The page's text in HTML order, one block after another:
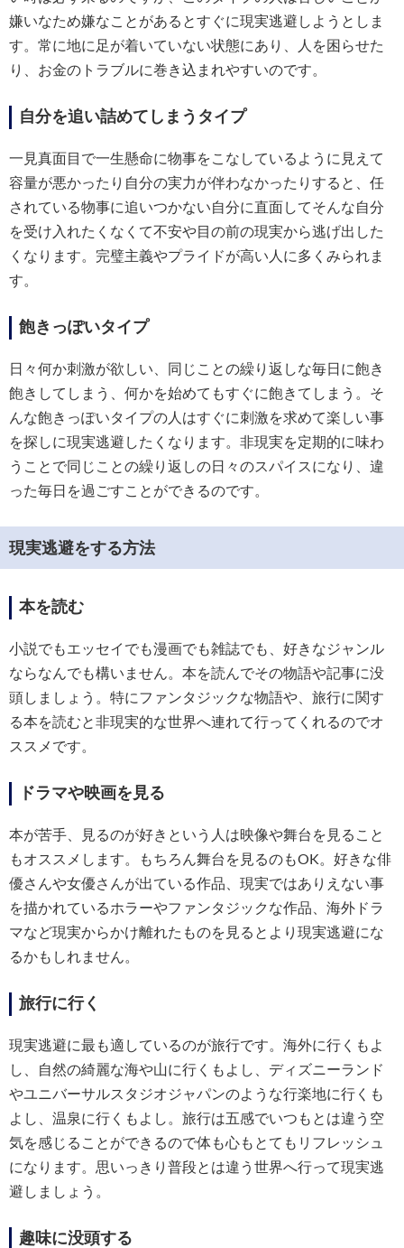
嫌いなため嫌なことがあるとすぐに現実逃避しようとしま
す。常に地に足が着いていない状態にあり、人を困らせた
り、お金のトラブルに巻き込まれやすいのです。
自分を追い詰めてしまうタイプ
一見真面目で一生懸命に物事をこなしているように見えて
容量が悪かったり自分の実力が伴わなかったりすると、任
されている物事に追いつかない自分に直面してそんな自分
を受け入れたくなくて不安や目の前の現実から逃げ出した
くなります。完璧主義やプライドが高い人に多くみられま
す。
飽きっぽいタイプ
日々何か刺激が欲しい、同じことの繰り返しな毎日に飽き
飽きしてしまう、何かを始めてもすぐに飽きてしまう。そ
んな飽きっぽいタイプの人はすぐに刺激を求めて楽しい事
を探しに現実逃避したくなります。非現実を定期的に味わ
うことで同じことの繰り返しの日々のスパイスになり、違
った毎日を過ごすことができるのです。
現実逃避をする方法
本を読む
小説でもエッセイでも漫画でも雑誌でも、好きなジャンル
ならなんでも構いません。本を読んでその物語や記事に没
頭しましょう。特にファンタジックな物語や、旅行に関す
る本を読むと非現実的な世界へ連れて行ってくれるのでオ
ススメです。
ドラマや映画を見る
本が苦手、見るのが好きという人は映像や舞台を見ること
もオススメします。もちろん舞台を見るのもOK。好きな俳
優さんや女優さんが出ている作品、現実ではありえない事
を描かれているホラーやファンタジックな作品、海外ドラ
マなど現実からかけ離れたものを見るとより現実逃避にな
るかもしれません。
旅行に行く
現実逃避に最も適しているのが旅行です。海外に行くもよ
し、自然の綺麗な海や山に行くもよし、ディズニーランド
やユニバーサルスタジオジャパンのような行楽地に行くも
よし、温泉に行くもよし。旅行は五感でいつもとは違う空
気を感じることができるので体も心もとてもリフレッシュ
になります。思いっきり普段とは違う世界へ行って現実逃
避しましょう。
趣味に没頭する